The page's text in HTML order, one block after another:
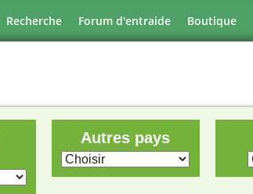
Recherche Forum d'entraide Boutique
Autres pays